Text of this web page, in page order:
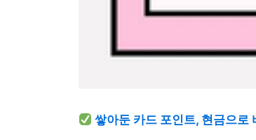
쌓아둔 카드 포인트, 현금으로